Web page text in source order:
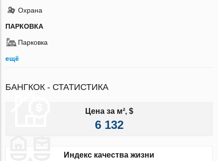
Охрана
ПАРКОВКА
Парковка
ещё
БАНГКОК - СТАТИСТИКА
Цена за м², $
6 132
Индекс качества жизни